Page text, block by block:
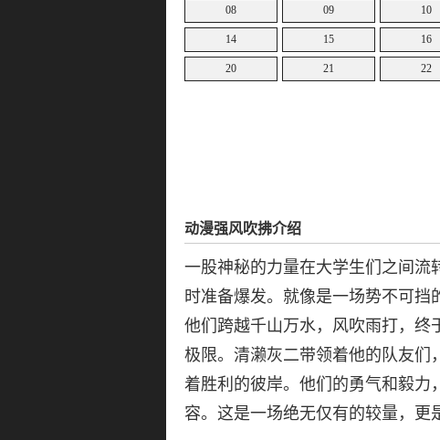
08 09 10
14 15 16
20 21 22
动漫强风吹拂介绍
一股神秘的力量在大学生们之间流
时准备爆发。就像是一场势不可挡
他们跨越千山万水，风吹雨打，终
极限。清濑灰二带领着他的队友们
着胜利的彼岸。他们的勇气和毅力
容。这是一场绝无仅有的较量，更